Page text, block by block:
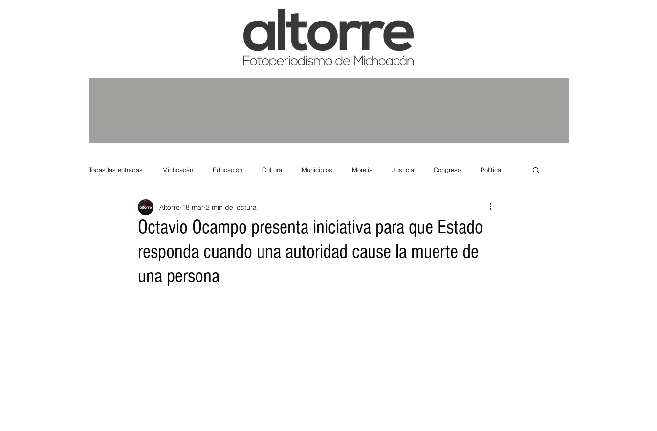
Todas las entradas Michoacán Educación Cultura Municipios Morelia Justicia Congreso Política
Nacional Internacional Columnistas Salud
Gobernador Segob Sedeco Turismo Sader DIF Mujeres Scop Seguridad Educativas
Finanzas
Octavio Ocampo presenta iniciativa para que Estado
responda cuando una autoridad cause la muerte de
una persona
Altorre 18 mar 2 min de lectura